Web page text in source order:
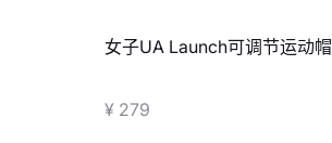
女子UA Launch可调节运动帽
¥ 279